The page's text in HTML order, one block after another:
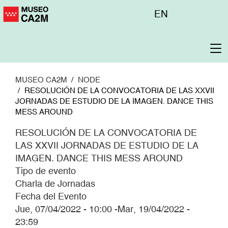
Pasar
Menú
EN
MUSEO CA2M
NODE
RESOLUCIÓN DE LA CONVOCATORIA DE LAS XXVII
JORNADAS DE ESTUDIO DE LA IMAGEN. DANCE THIS
MESS AROUND
RESOLUCIÓN DE LA CONVOCATORIA DE
LAS XXVII JORNADAS DE ESTUDIO DE LA
IMAGEN. DANCE THIS MESS AROUND
Tipo de evento
Charla de Jornadas
Fecha del Evento
Jue, 07/04/2022 - 10:00 -Mar, 19/04/2022 -
23:59